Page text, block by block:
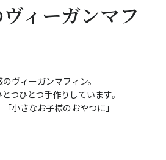
ィーガンマフ
ヴィーガンマフィン。
つひとつ手作りしています。
小さなお子様のおやつに」